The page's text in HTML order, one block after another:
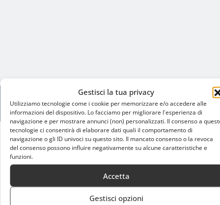
Gestisci la tua privacy
Utilizziamo tecnologie come i cookie per memorizzare e/o accedere alle
informazioni del dispositivo. Lo facciamo per migliorare l'esperienza di
navigazione e per mostrare annunci (non) personalizzati. Il consenso a
tecnologie ci consentirà di elaborare dati quali il comportamento di
navigazione o gli ID univoci su questo sito. Il mancato consenso o la revoca
del consenso possono influire negativamente su alcune caratteristiche e
funzioni.
Accetta
Gestisci opzioni
Home
I migliori campi da basket all’aperto di Milano